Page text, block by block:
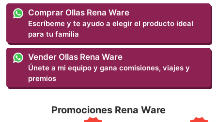
Comprar Ollas Rena Ware
Escríbeme y te ayudo a elegir el producto ideal
para tu familia
Vender Ollas Rena Ware
Únete a mi equipo y gana comisiones, viajes y
premios
Promociones Rena Ware